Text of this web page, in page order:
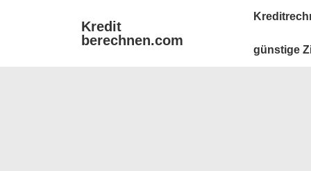
Kredit
berechnen.com
Main
günstige